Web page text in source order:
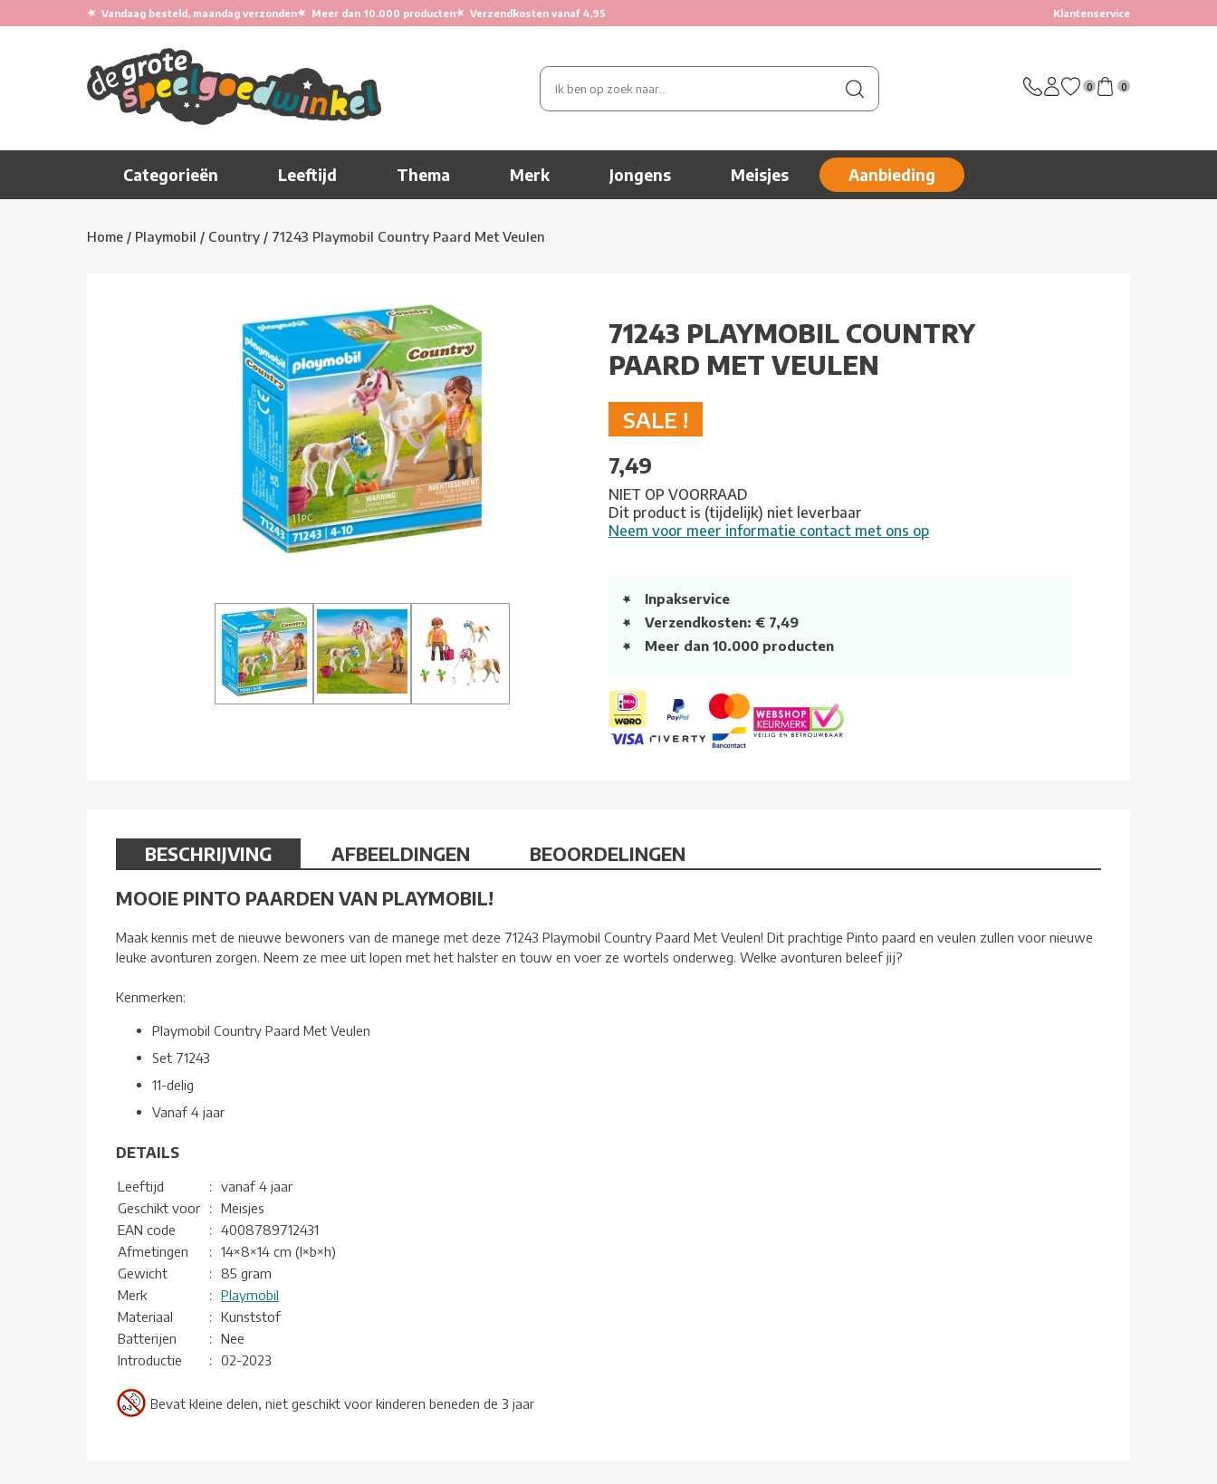
★ Vandaag besteld, maandag verzonden★ Meer dan 10.000 producten★ Verzendkosten vanaf 4,95 Klantenservice
0 0
Categorieën Leeftijd Thema Merk Jongens Meisjes Aanbieding
Home / Playmobil / Country / 71243 Playmobil Country Paard Met Veulen
71243 PLAYMOBIL COUNTRY
PAARD MET VEULEN
SALE !
7,49
NIET OP VOORRAAD
Dit product is (tijdelijk) niet leverbaar
Neem voor meer informatie contact met ons op
Inpakservice
Verzendkosten: € 7,49
Meer dan 10.000 producten
BESCHRIJVING AFBEELDINGEN
BEOORDELINGEN
MOOIE PINTO PAARDEN VAN PLAYMOBIL!
Maak kennis met de nieuwe bewoners van de manege met deze 71243 Playmobil Country Paard Met Veulen! Dit prachtige Pinto paard en veulen zullen voor nieuwe
leuke avonturen zorgen. Neem ze mee uit lopen met het halster en touw en voer ze wortels onderweg. Welke avonturen beleef jij?
Kenmerken:
Playmobil Country Paard Met Veulen
Set 71243
11-delig
Vanaf 4 jaar
DETAILS
Leeftijd :
vanaf 4 jaar
Geschikt voor
:
Meisjes
EAN code
:
4008789712431
Afmetingen
:
14×8×14 cm (l×b×h)
Gewicht
:
85 gram
Merk
:
Playmobil
Materiaal
:
Kunststof
Batterijen
:
Nee
Introductie
: 02-2023
Bevat kleine delen, niet geschikt voor kinderen beneden de 3 jaar